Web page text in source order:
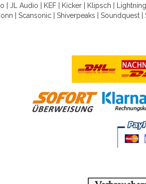
JL Audio KEF| Kicker| Klipsch
Scansonic Shiverpeaks Soundquest